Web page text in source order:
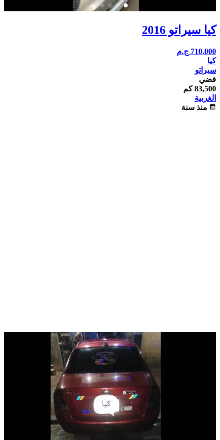
كيا سيراتو 2016
710,000 ج.م
كيا
سيراتو
فضي
83,500 كم
الغربية
calendar_month منذ سنة